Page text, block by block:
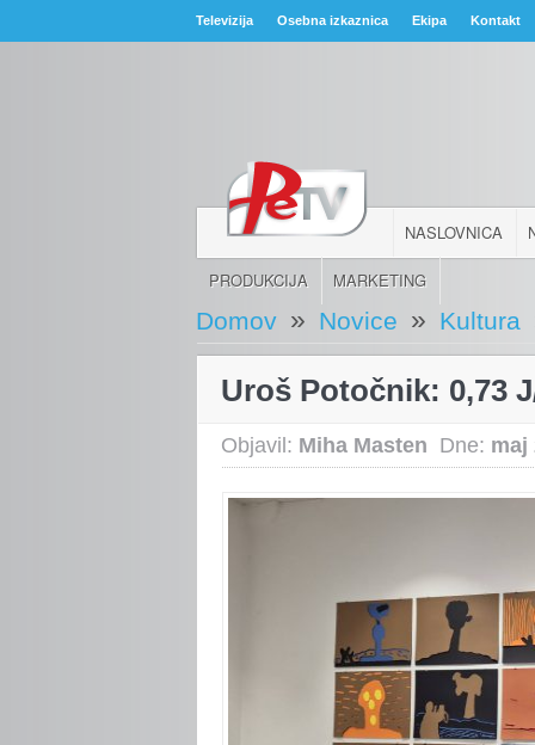
Televizija Osebna izkaznica Ekipa Kontakt
NASLOVNICA
PRODUKCIJA MARKETING
Domov » Novice » Kultura
Uroš Potočnik: 0,73
Objavil: Miha Masten Dne: maj